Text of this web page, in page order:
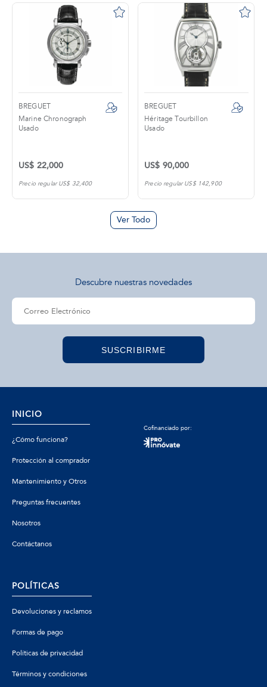
BREGUET
Marine Chronograph
Usado
US$ 22,000
Precio regular US$ 32,400
BREGUET
Héritage Tourbillon
Usado
US$ 90,000
Precio regular US$ 142,900
Ver Todo
Descubre nuestras novedades
SUSCRIBIRME
INICIO
¿Cómo funciona?
Protección al comprador
Mantenimiento y Otros
Preguntas frecuentes
Nosotros
Contáctanos
Cofinanciado por:
POLÍTICAS
Devoluciones y reclamos
Formas de pago
Políticas de privacidad
Términos y condiciones